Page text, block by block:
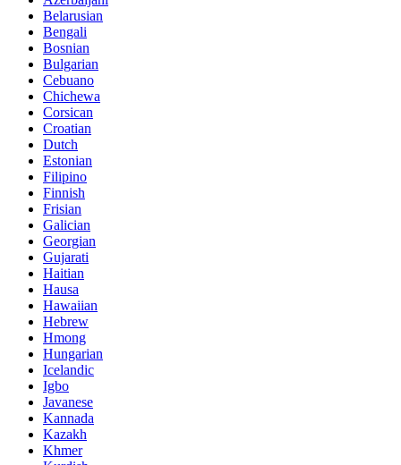
Belarusian
Bengali
Bosnian
Bulgarian
Cebuano
Chichewa
Corsican
Croatian
Dutch
Estonian
Filipino
Finnish
Frisian
Galician
Georgian
Gujarati
Haitian
Hausa
Hawaiian
Hebrew
Hmong
Hungarian
Icelandic
Igbo
Javanese
Kannada
Kazakh
Khmer